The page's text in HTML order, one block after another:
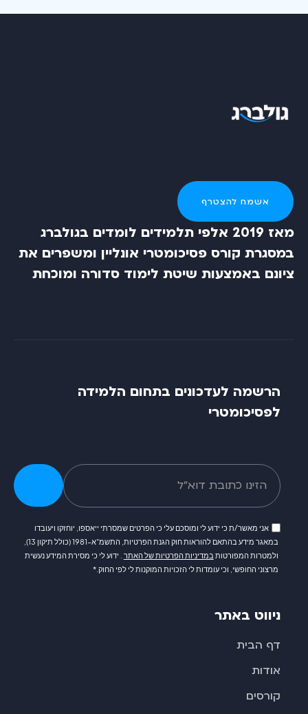
אשמח להצטרף
מאז 2019 אלפי תלמידים לומדים בגולברג
במסגרת קורס פסיכומטרי אונליין ומשפרים את
ציונם באמצעות שיטת לימוד סדורה ומוכחת
הרשמה לעדכונים בתחום הלמידה
לפסיכומטרי
אני מאשר/ת כי ידוע לי ומוסכם עלי כי הפרטים שמסרתי ייאספו, יוחזקו ויעובדו
במאגר מידע בהתאם להוראות חוק הגנת הפרטיות, התשמ"א–1981 (כולל תיקון 13),
ולמטרות המפורטות במדיניות הפרטיות של האתר . ידוע לי כי מסירת המידע נעשית
מרצוני החופשי, וכי עומדות לי הזכויות המוקנות לי לפי החוק.*
ניווט באתר
דף הבית
אודות
קורסים